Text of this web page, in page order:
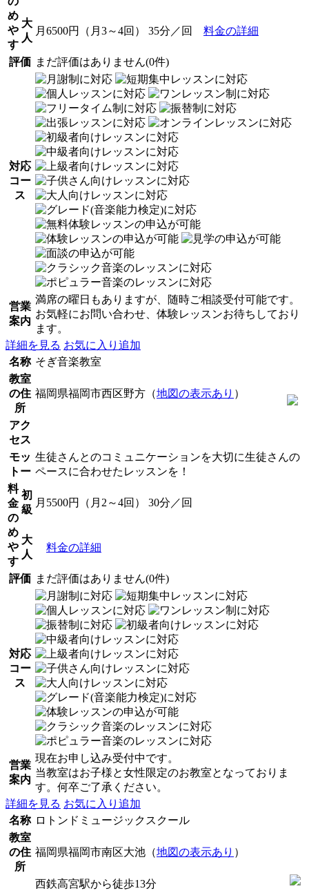
め
や
す
大
人
月6500円（月3～4回） 35分／回 料金の詳細
評価 まだ評価はありません(0件)
対応
コー
ス
営業
案内
満席の曜日もありますが、随時ご相談受付可能です。
お気軽にお問い合わせ、体験レッスンお待ちしており
ます。
詳細を見る お気に入り追加
名称 そぎ音楽教室
教室
の住
所
福岡県福岡市西区野方（地図の表示あり ）
アク
セス
モッ
トー
生徒さんとのコミュニケーションを大切に生徒さんの
ペースに合わせたレッスンを！
料
金
の
め
や
す
初
級
月5500円（月2～4回） 30分／回
大
人
料金の詳細
評価 まだ評価はありません(0件)
対応
コー
ス
営業
案内
現在お申し込み受付中です。
当教室はお子様と女性限定のお教室となっておりま
す。何卒ご了承ください。
詳細を見る お気に入り追加
名称 ロトンドミュージックスクール
教室
の住
所
福岡県福岡市南区大池（地図の表示あり ）
西鉄高宮駅から徒歩13分